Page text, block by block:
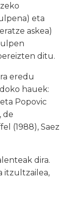
eta
askea)
ditu.
eredu
hauek:
Popovic
de
(1988), Saez
dira.
itzultzailea,